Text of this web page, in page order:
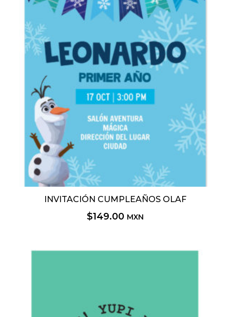
Gallinita Pintadita 2
Plim Plim
Peppa Pig 1
Masha y El Oso 2
El Principito 1
Nubes, Globos y Arcoiris 3
Circo 2
Frutas 1
Monsters Inc
Marios Bros 3
La Sirenita 10
INVITACIÓN CUMPLEAÑOS OLAF
$149.00 MXN